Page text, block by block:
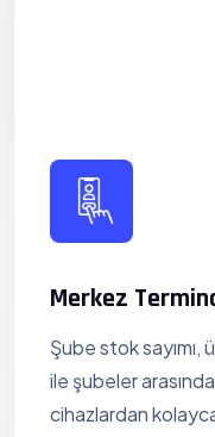
Merkez
Şube stok
ile şubeler
cihazlardan